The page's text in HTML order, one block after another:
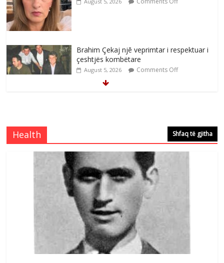
Brahim Çekaj njē veprimtar i respektuar i
çeshtjës kombëtare
August 5, 2026 Comments Off
e invalidëve në Fushë Kosovë
Comments Off
Çlirimtari Agron Gërvalla me takime pune
në atdhe të shoqerisë Levizja
August 3, 2026 Comments Off
Postim me vlera nga artistja e mirëfilltë
Mimoza Gjoni
August 6, 2026 Comments Off
Health Shfaq të gjitha